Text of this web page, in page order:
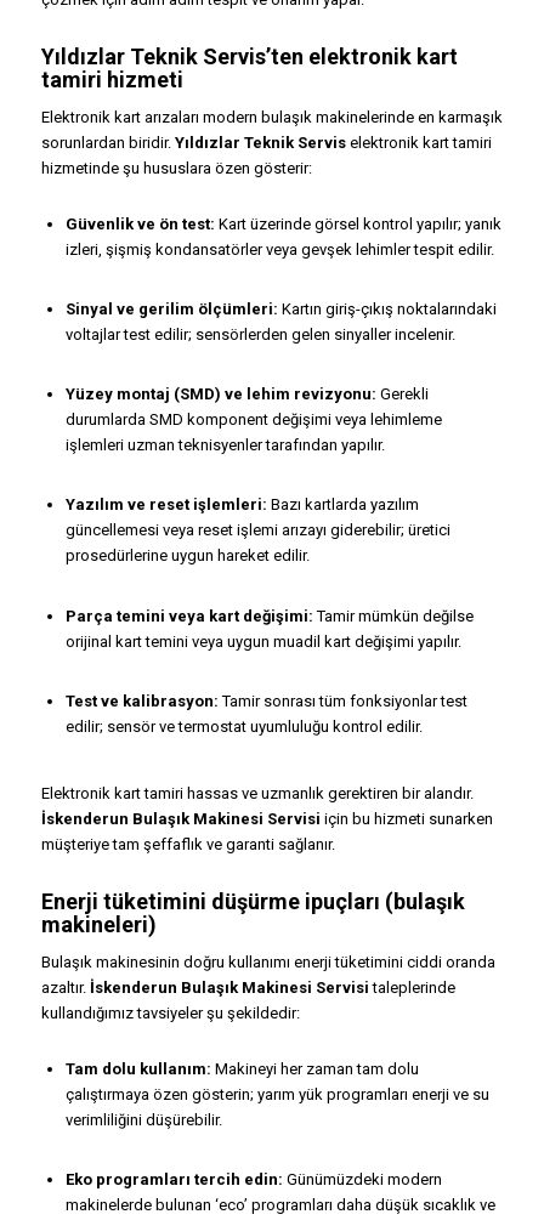
Yıldızlar Teknik Servis’ten elektronik kart
tamiri hizmeti
Elektronik kart arızaları modern bulaşık makinelerinde en karmaşık
sorunlardan biridir. Yıldızlar Teknik Serviselektronik kart tamiri
hizmetinde şu hususlara özen gösterir:
Güvenlik ve ön test: Kart üzerinde görsel kontrol yapılır; yanık
izleri, şişmiş kondansatörler veya gevşek lehimler tespit edilir.
Sinyal ve gerilim ölçümleri: Kartın giriş-çıkış noktalarındaki
voltajlar test edilir; sensörlerden gelen sinyaller incelenir.
Yüzey montaj (SMD) ve lehim revizyonu: Gerekli
durumlarda SMD komponent değişimi veya lehimleme
işlemleri uzman teknisyenler tarafından yapılır.
Yazılım ve reset işlemleri: Bazı kartlarda yazılım
güncellemesi veya reset işlemi arızayı giderebilir; üretici
prosedürlerine uygun hareket edilir.
Parça temini veya kart değişimi: Tamir mümkün değilse
orijinal kart temini veya uygun muadil kart değişimi yapılır.
Test ve kalibrasyon: Tamir sonrası tüm fonksiyonlar test
edilir; sensör ve termostat uyumluluğu kontrol edilir.
Elektronik kart tamiri hassas ve uzmanlık gerektiren bir alandır.
İskenderun Bulaşık Makinesi Servisi için bu hizmeti sunarken
müşteriye tam şeffaflık ve garanti sağlanır.
Enerji tüketimini düşürme ipuçları (bulaşık
makineleri)
Bulaşık makinesinin doğru kullanımı enerji tüketimini ciddi oranda
azaltır. İskenderun Bulaşık Makinesi Servisi taleplerinde
kullandığımız tavsiyeler şu şekildedir:
Tam dolu kullanım: Makineyi her zaman tam dolu
çalıştırmaya özen gösterin; yarım yük programları enerji ve su
verimliliğini düşürebilir.
Eko programları tercih edin: Günümüzdeki modern
makinelerde bulunan ‘eco’ programları daha düşük sıcaklık ve